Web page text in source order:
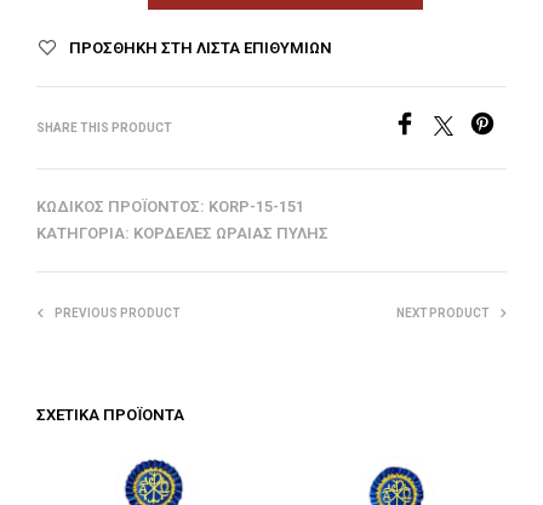
ΠΡΟΣΘΉΚΗ ΣΤΗ ΛΊΣΤΑ ΕΠΙΘΥΜΙΏΝ
SHARE THIS PRODUCT
ΚΩΔΙΚΌΣ ΠΡΟΪΌΝΤΟΣ: KORP-15-151
ΚΑΤΗΓΟΡΊΑ: ΚΟΡΔΈΛΕΣ ΩΡΑΊΑΣ ΠΎΛΗΣ
PREVIOUS PRODUCT NEXT PRODUCT
ΣΧΕΤΙΚΆ ΠΡΟΪΌΝΤΑ